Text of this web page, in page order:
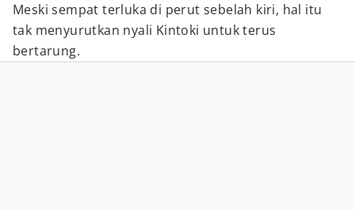
Meski sempat terluka di perut sebelah kiri, hal itu
tak menyurutkan nyali Kintoki untuk terus
bertarung.